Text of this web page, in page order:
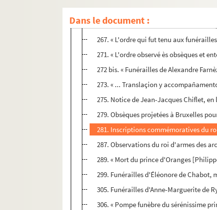
Dans le document :
262. « S'ensuit l'ordre qui fut tenu aux
265. « S'ensuit l'ordre observé aux
267. « L'ordre qui fut tenu aux
271. « L'ordre observé ès obsèques et
272 bis. « Funérailles de Alexandre
273. « ... Translaçion y
275. Notice de Jean-Jacques Chiflet,
279. Obsèques projetées à Bruxelles
281. Inscriptions commémoratives du
287. Observations du roi d'armes des
289. « Mort du prince d'Oranges
299. Funérailles d'Éléonore de Chabot,
305. Funérailles d'Anne-Marguerite de
306. « Pompe funèbre du sérénissime